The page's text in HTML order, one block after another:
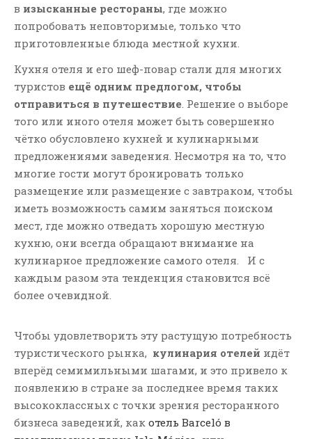
в изысканные рестораны, где можно
попробовать неповторимые, только что
приготовленные блюда местной кухни.
Кухня отеля и его шеф-повар стали для многих
туристов ещё одним предлогом, чтобы
отправиться в путешествие. Решение о выборе
того или иного отеля может быть совершенно
чётко обусловлено кухней и кулинарными
предложениями заведения. Несмотря на то, что
многие гости могут бронировать только
размещение или размещение с завтраком, чтобы
иметь возможность самим заняться поиском
мест, где можно отведать хорошую местную
кухню, они всегда обращают внимание на
кулинарное предложение самого отеля. И с
каждым разом эта тенденция становится всё
более очевидной.
Чтобы удовлетворить эту растущую потребность
туристического рынка, кулинария отелей идёт
вперёд семимильными шагами, и это привело к
появлению в стране за последнее время таких
высококлассных с точки зрения ресторанного
бизнеса заведений, как отель Barceló в